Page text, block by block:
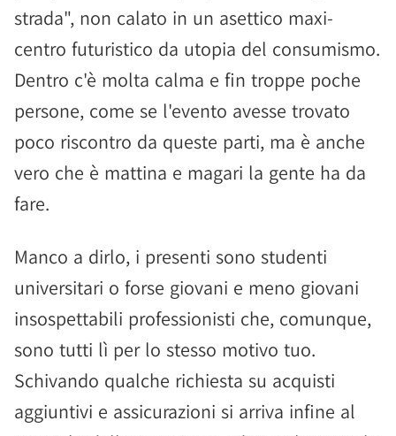
strada", non calato in un asettico maxi-
centro futuristico da utopia del consumismo.
Dentro c'è molta calma e fin troppe poche
persone, come se l'evento avesse trovato
poco riscontro da queste parti, ma è anche
vero che è mattina e magari la gente ha da
fare.
Manco a dirlo, i presenti sono studenti
universitari o forse giovani e meno giovani
insospettabili professionisti che, comunque,
sono tutti lì per lo stesso motivo tuo.
Schivando qualche richiesta su acquisti
aggiuntivi e assicurazioni si arriva infine al